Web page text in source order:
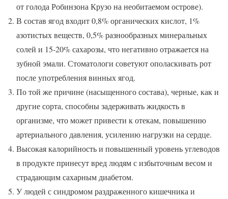
от голода Робинзона Крузо на необитаемом острове).
В состав ягод входит 0,8% органических кислот, 1%
азотистых веществ, 0,5% разнообразных минеральных
солей и 15-20% сахарозы, что негативно отражается на
зубной эмали. Стоматологи советуют ополаскивать рот
после употребления винных ягод.
По той же причине (насыщенного состава), черные, как и
другие сорта, способны задерживать жидкость в
организме, что может привести к отекам, повышению
артериального давления, усилению нагрузки на сердце.
Высокая калорийность и повышенный уровень углеводов
в продукте принесут вред людям с избыточным весом и
страдающим сахарным диабетом.
У людей с синдромом раздраженного кишечника и